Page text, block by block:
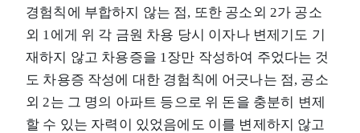
경험칙에 부합하지 않는 점, 또한 공소외 2가 공소
외 1에게 위 각 금원 차용 당시 이자나 변제기도 기
재하지 않고 차용증을 1장만 작성하여 주었다는 것
도 차용증 작성에 대한 경험칙에 어긋나는 점, 공소
외 2는 그 명의 아파트 등으로 위 돈을 충분히 변제
할 수 있는 자력이 있었음에도 이를 변제하지 않고